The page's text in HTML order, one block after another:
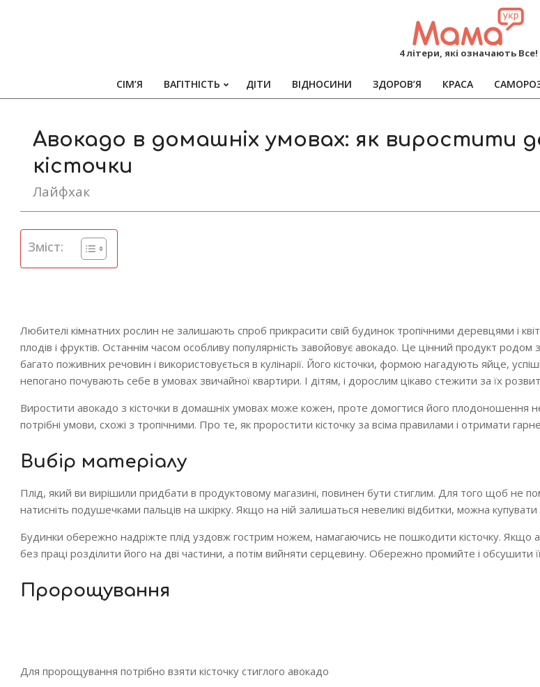
MAMA
4 літери, які означають Все!
Primary
СІМ’Я ВАГІТНІСТЬ ДІТИ ВІДНОСИНИ ЗДОРОВ’Я КРАСА
Авокадо в домашніх умовах: як виростити
кісточки
Лайфхак
Зміст:
Любителі кімнатних рослин не залишають спроб прикрасити свій будинок тропічними деревцями і
плодів і фруктів. Останнім часом особливу популярність завойовує авокадо. Це цінний продукт родом
багато поживних речовин і використовується в кулінарії. Його кісточки, формою нагадують яйце,
непогано почувають себе в умовах звичайної квартири. І дітям, і дорослим цікаво стежити за їх
Виростити авокадо з кісточки в домашніх умовах може кожен, проте домогтися його плодоношення
потрібні умови, схожі з тропічними. Про те, як проростити кісточку за всіма правилами і отримати
Вибір матеріалу
Плід, який ви вирішили придбати в продуктовому магазині, повинен бути стиглим. Для того щоб не
натисніть подушечками пальців на шкірку. Якщо на ній залишаться невеликі відбитки, можна
Будинки обережно надріжте плід уздовж гострим ножем, намагаючись не пошкодити кісточку. Якщо
без праці розділити його на дві частини, а потім вийняти серцевину. Обережно промийте і обсушити
Пророщування
Для пророщування потрібно взяти кісточку стиглого авокадо